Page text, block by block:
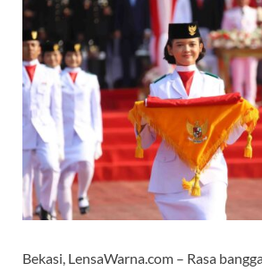
Bekasi, LensaWarna.com – Rasa